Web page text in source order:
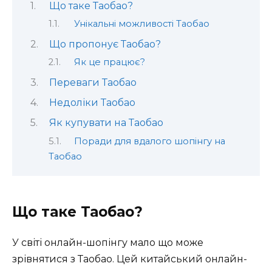
Що таке Таобао?
Унікальні можливості Таобао
Що пропонує Таобао?
Як це працює?
Переваги Таобао
Недоліки Таобао
Як купувати на Таобао
Поради для вдалого шопінгу на
Таобао
Що таке Таобао?
У світі онлайн-шопінгу мало що може
зрівнятися з Таобао. Цей китайський онлайн-